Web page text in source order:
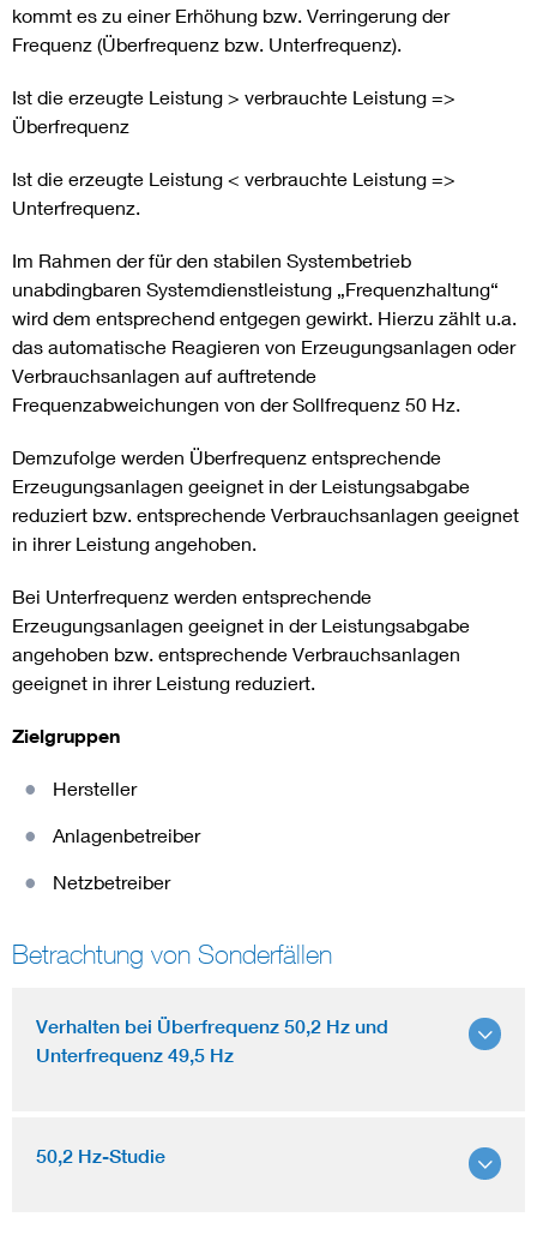
kommt es zu einer Erhöhung bzw. Verringerung der
Frequenz (Überfrequenz bzw. Unterfrequenz).
Ist die erzeugte Leistung > verbrauchte Leistung =>
Überfrequenz
Ist die erzeugte Leistung < verbrauchte Leistung =>
Unterfrequenz.
Im Rahmen der für den stabilen Systembetrieb
unabdingbaren Systemdienstleistung „Frequenzhaltung“
wird dem entsprechend entgegen gewirkt. Hierzu zählt u.a.
das automatische Reagieren von Erzeugungsanlagen oder
Verbrauchsanlagen auf auftretende
Frequenzabweichungen von der Sollfrequenz 50 Hz.
Demzufolge werden Überfrequenz entsprechende
Erzeugungsanlagen geeignet in der Leistungsabgabe
reduziert bzw. entsprechende Verbrauchsanlagen geeignet
in ihrer Leistung angehoben.
Bei Unterfrequenz werden entsprechende
Erzeugungsanlagen geeignet in der Leistungsabgabe
angehoben bzw. entsprechende Verbrauchsanlagen
geeignet in ihrer Leistung reduziert.
Zielgruppen
Hersteller
Anlagenbetreiber
Netzbetreiber
Betrachtung von Sonderfällen
Verhalten bei Überfrequenz 50,2 Hz und
Unterfrequenz 49,5 Hz
50,2 Hz-Studie